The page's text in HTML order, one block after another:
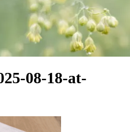
08-18-at-